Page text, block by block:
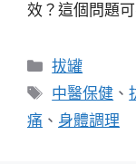
效？這個問題
分
類
拔罐
標
籤
中醫保健 、
痛 、 身體調理